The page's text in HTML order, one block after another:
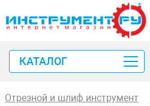
КАТАЛОГ
Отрезной и шлиф инструмент